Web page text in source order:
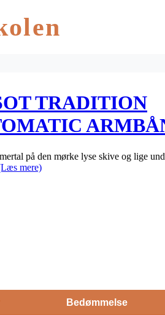
TRADITION
MED REM
på den mørke lyse skive og lige
mere)
Bedømmelse